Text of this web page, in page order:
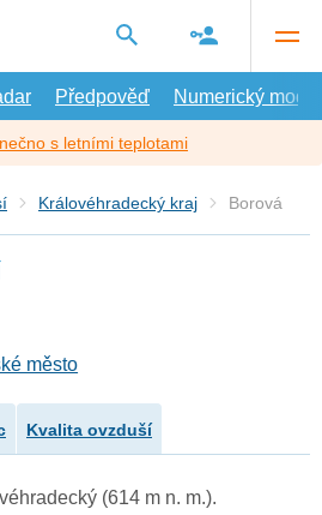
Předpověď Numerický model
s letními teplotami
Královéhradecký kraj Borová
město
Kvalita ovzduší
(614 m n. m.).